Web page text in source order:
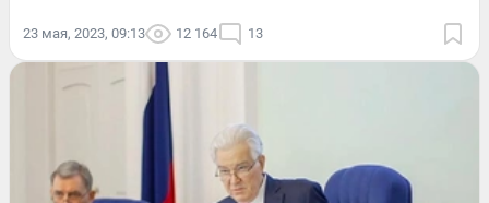
23 мая, 2023, 09:13 12 164 13